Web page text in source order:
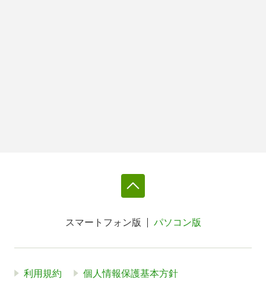
スマートフォン版 パソコン版
利用規約 個人情報保護基本方針